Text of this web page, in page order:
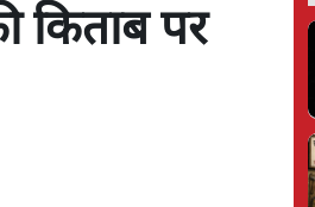
किताब पर